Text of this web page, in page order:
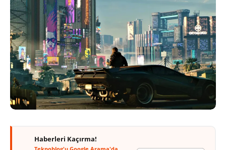
Haberleri Kaçırma!